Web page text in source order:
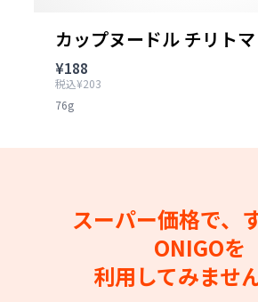
カップヌードル チリト
¥188
税込¥203
76g
スーパー価格で、
ONIGOを
利用してみませ